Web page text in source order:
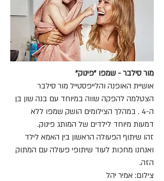
מור סילבר - שמפו "פינוק"
אושיית האופנה והלייפסטייל מור סילבר
הצטלמה להפקה שווה במיוחד עם בנה שון בן
ה-4 . במהלך הצילומים הושק שמפו ללא
דמעות מיוחד לילדים של המותג פינוק.
זהו שיתוף הפעולה הראשון בין האמא לילד
ואנחנו מחכות לעוד שיתופי פעולה עם המתוק
הזה.
צילום: אמיר יהל